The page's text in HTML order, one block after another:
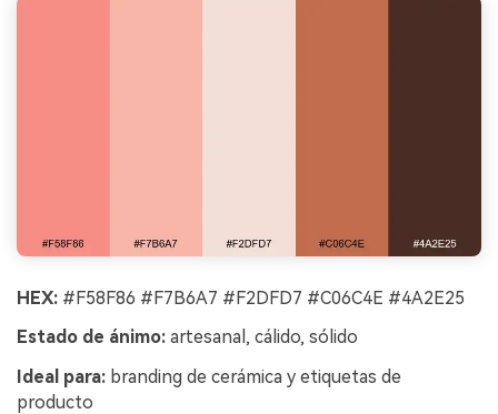
HEX: #F58F86 #F7B6A7 #F2DFD7 #C06C4E #4A2E25
Estado de ánimo: artesanal, cálido, sólido
Ideal para: branding de cerámica y etiquetas de
producto